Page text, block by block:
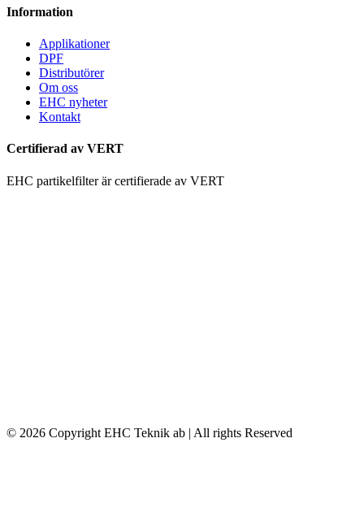
Information
Applikationer
DPF
Distributörer
Om oss
EHC nyheter
Kontakt
Certifierad av VERT
EHC partikelfilter är certifierade av VERT
© 2026 Copyright EHC Teknik ab | All rights Reserved